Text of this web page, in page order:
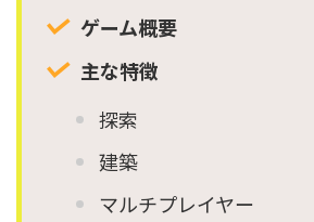
ゲーム概要
主な特徴
探索
建築
マルチプレイヤー